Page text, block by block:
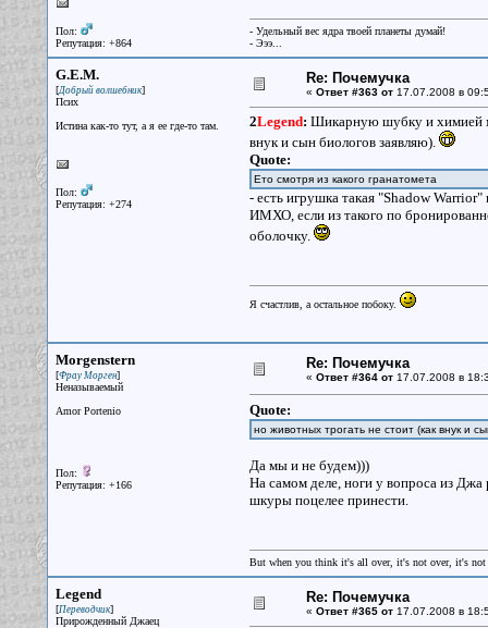
Пол:
Репутация: +864
- Удельный вес ядра твоей планеты думай!
- Эээ...
G.E.M.
[Добрый волшебник]
Псих
Истина как-то тут, а я ее где-то там.
Пол:
Репутация: +274
Re: Почемучка
« Ответ #363 от17.07.2008 в
2Legend: Шикарную шубку и химией
внук и сын биологов заявляю).
Quote:
Ето смотря из какого гранатомета
- есть игрушка такая "Shadow
ИМХО, если из такого по
оболочку.
Я счастлив, а остальное побоку.
Morgenstern
[Фрау Морген]
Неназываемый
Amor Portenio
Пол:
Репутация: +166
Re: Почемучка
« Ответ #364 от17.07.2008 в
Quote:
но животных трогать не стоит (как внук и
Да мы и не будем)))
На самом деле, ноги у вопроса из
шкуры поцелее принести.
But when you think it's all over, it's not over, it's not
Legend
[Переводчик]
Прирожденный Джаец
Re: Почемучка
« Ответ #365 от17.07.2008 в